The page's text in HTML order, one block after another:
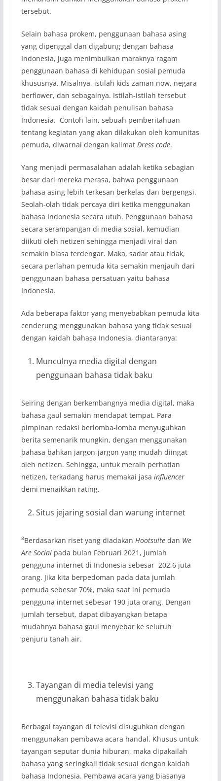
tersebut.
Selain bahasa prokem, penggunaan bahasa asing
yang dipenggal dan digabung dengan bahasa
Indonesia, juga menimbulkan maraknya ragam
penggunaan bahasa di kehidupan sosial pemuda
khususnya. Misalnya, istilah kids zaman now, negara
berflower, dan sebagainya. Istilah-istilah tersebut
tidak sesuai dengan kaidah penulisan bahasa
Indonesia. Contoh lain, sebuah pemberitahuan
tentang kegiatan yang akan dilakukan oleh komunitas
pemuda, diwarnai dengan kalimat Dress code.
Yang menjadi permasalahan adalah ketika sebagian
besar dari mereka merasa, bahwa penggunaan
bahasa asing lebih terkesan berkelas dan bergengsi.
Seolah-olah tidak percaya diri ketika menggunakan
bahasa Indonesia secara utuh. Penggunaan bahasa
secara serampangan di media sosial, kemudian
diikuti oleh netizen sehingga menjadi viral dan
semakin biasa terdengar. Maka, sadar atau tidak,
secara perlahan pemuda kita semakin menjauh dari
penggunaan bahasa persatuan yaitu bahasa
Indonesia.
Ada beberapa faktor yang menyebabkan pemuda kita
cenderung menggunakan bahasa yang tidak sesuai
dengan kaidah bahasa Indonesia, diantaranya:
Munculnya media digital dengan
penggunaan bahasa tidak baku
Seiring dengan berkembangnya media digital, maka
bahasa gaul semakin mendapat tempat. Para
pimpinan redaksi berlomba-lomba menyuguhkan
berita semenarik mungkin, dengan menggunakan
bahasa bahkan jargon-jargon yang mudah diingat
oleh netizen. Sehingga, untuk meraih perhatian
netizen, terkadang harus memakai jasa influencer
demi menaikkan rating.
Situs jejaring sosial dan warung internet
8Berdasarkan riset yang diadakan Hootsuitedan We
Are Social pada bulan Februari 2021, jumlah
pengguna internet di Indonesia sebesar 202,6 juta
orang. Jika kita berpedoman pada data jumlah
pemuda sebesar 70%, maka saat ini pemuda
pengguna internet sebesar 190 juta orang. Dengan
jumlah tersebut, dapat dibayangkan betapa
mudahnya bahasa gaul menyebar ke seluruh
penjuru tanah air.
Tayangan di media televisi yang
menggunakan bahasa tidak baku
Berbagai tayangan di televisi disuguhkan dengan
menggunakan pembawa acara handal. Khusus untuk
tayangan seputar dunia hiburan, maka dipakailah
bahasa yang seringkali tidak sesuai dengan kaidah
bahasa Indonesia. Pembawa acara yang biasanya